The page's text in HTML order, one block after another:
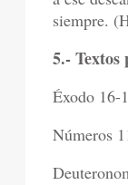
siempre.
5.- Textos
Éxodo 16-
Números